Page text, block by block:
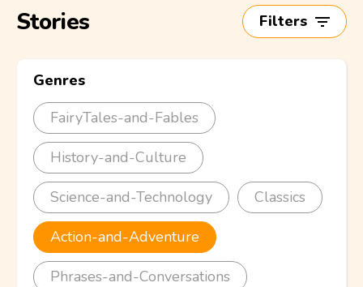
Stories Filters
Genres
FairyTales-and-Fables
History-and-Culture
Science-and-Technology Classics
Action-and-Adventure
Phrases-and-Conversations